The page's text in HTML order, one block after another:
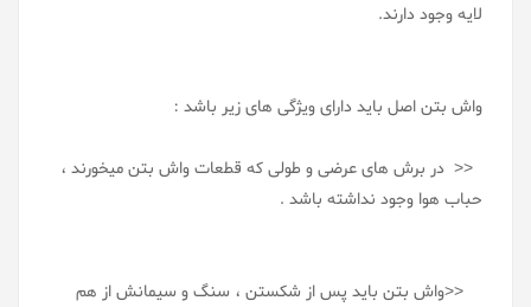
لایه وجود دارند.
واش بتن اصل باید دارای ویژگی های زیر باشد :
<< در برش های عرضی و طولی که قطعات واش بتن میخورند ،
حباب هوا وجود نداشته باشد .
<<واش بتن باید پس از شکستن ، سنگ و سیمانش از هم